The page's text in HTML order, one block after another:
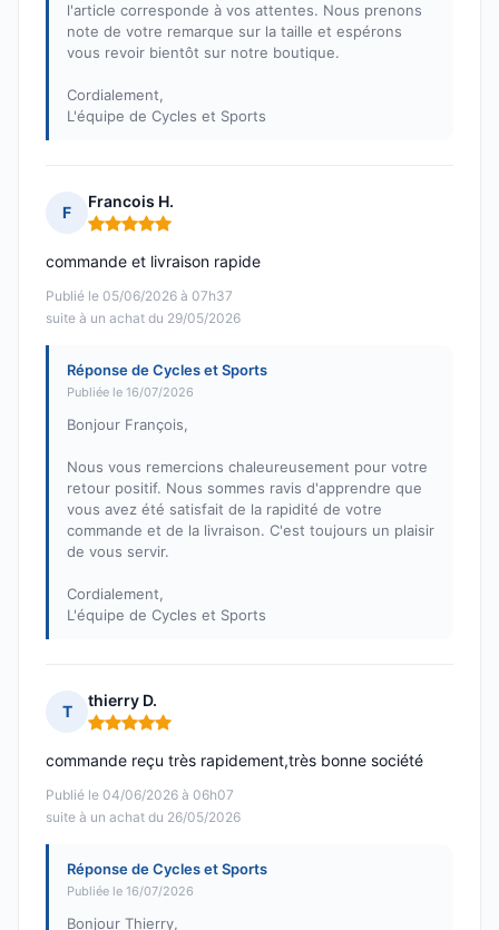
l'article corresponde à vos attentes. Nous prenons
note de votre remarque sur la taille et espérons
vous revoir bientôt sur notre boutique.
Cordialement,
L'équipe de Cycles et Sports
F
Francois H.
Note : 5 sur 5
Publié le 05/06/2026 à 07h37
suite à un achat du 29/05/2026
commande et livraison rapide
Réponse de Cycles et Sports
Publiée le 16/07/2026
Bonjour François,
Nous vous remercions chaleureusement pour votre
retour positif. Nous sommes ravis d'apprendre que
vous avez été satisfait de la rapidité de votre
commande et de la livraison. C'est toujours un plaisir
de vous servir.
Cordialement,
L'équipe de Cycles et Sports
T
thierry D.
Note : 5 sur 5
Publié le 04/06/2026 à 06h07
suite à un achat du 26/05/2026
commande reçu très rapidement,très bonne société
Réponse de Cycles et Sports
Publiée le 16/07/2026
Bonjour Thierry,